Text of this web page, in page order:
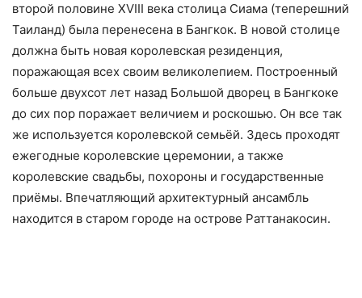
второй половине XVIII века столица Сиама (теперешний
Таиланд) была перенесена в Бангкок. В новой столице
должна быть новая королевская резиденция,
поражающая всех своим великолепием. Построенный
больше двухсот лет назад Большой дворец в Бангкоке
до сих пор поражает величием и роскошью. Он все так
же используется королевской семьёй. Здесь проходят
ежегодные королевские церемонии, а также
королевские свадьбы, похороны и государственные
приёмы. Впечатляющий архитектурный ансамбль
находится в старом городе на острове Раттанакосин.